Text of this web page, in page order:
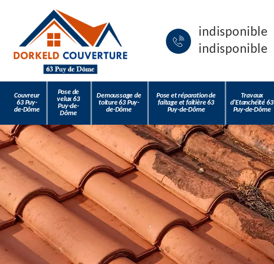
indisponible
indisponible
Couvreur
63 Puy-
de-Dôme
Pose de
velux 63
Puy-de-
Dôme
Demoussage de
toiture 63 Puy-
de-Dôme
Pose et réparation de
faîtage et faîtière 63
Puy-de-Dôme
Travaux
d'Etanchéité 63
Puy-de-Dôme